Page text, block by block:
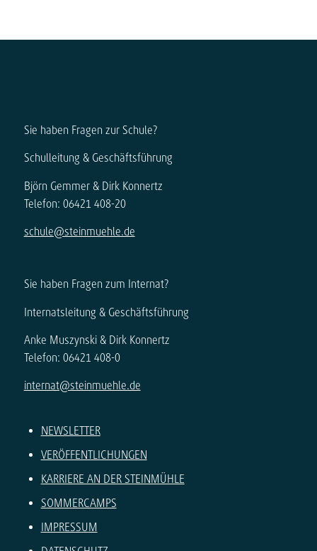
Sie haben Fragen zur Schule?
Schulleitung & Geschäftsführung
Björn Gemmer & Dirk Konnertz
Telefon: 06421 408-20
schule@steinmuehle.de
Sie haben Fragen zum Internat?
Internatsleitung & Geschäftsführung
Anke Muszynski & Dirk Konnertz
Telefon: 06421 408-0
internat@steinmuehle.de
NEWSLETTER
VERÖFFENTLICHUNGEN
KARRIERE AN DER STEINMÜHLE
SOMMERCAMPS
IMPRESSUM